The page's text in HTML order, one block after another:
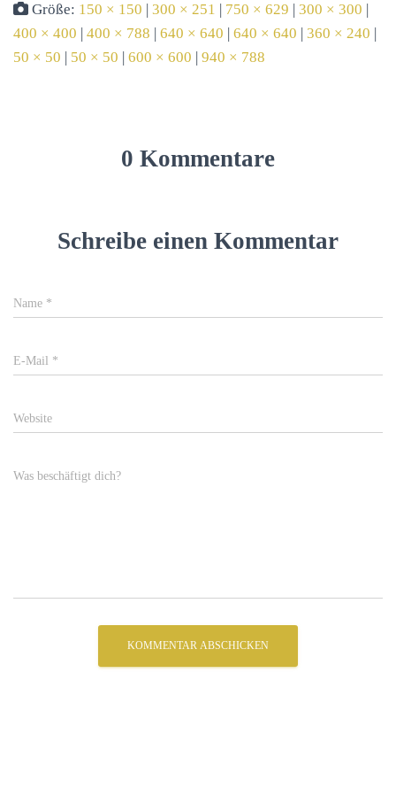
Größe: 150 × 150 300 × 251 750 × 629 300 × 300
400 × 400
400 × 788 640 × 640 640 × 640 360 × 240
50 × 50
50 × 50 600 × 600 940 × 788
0 Kommentare
Schreibe einen Kommentar
Name *
E-Mail *
Website
Was beschäftigt dich?